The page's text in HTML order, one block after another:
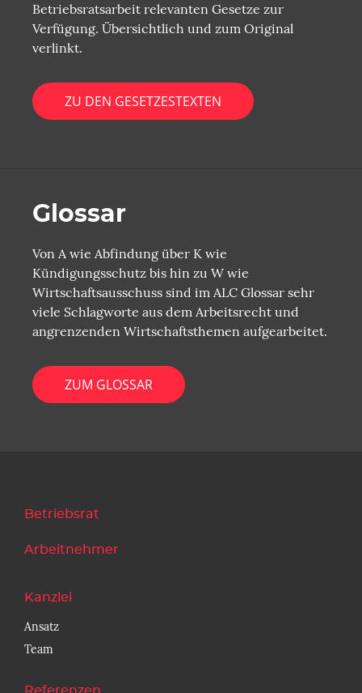
Betriebsratsarbeit relevanten Gesetze zur
Verfügung. Übersichtlich und zum Original
verlinkt.
ZU DEN GESETZESTEXTEN
Glossar
Von A wie Abfindung über K wie
Kündigungsschutz bis hin zu W wie
Wirtschaftsausschuss sind im ALC Glossar sehr
viele Schlagworte aus dem Arbeitsrecht und
angrenzenden Wirtschaftsthemen aufgearbeitet.
ZUM GLOSSAR
Betriebsrat
Arbeitnehmer
Kanzlei
Ansatz
Team